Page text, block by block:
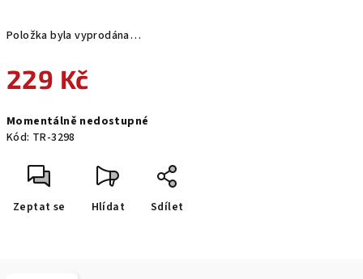
Položka byla vyprodána…
229 Kč
cena:
Momentálně nedostupné
Kód: TR-3298
Zeptat se Hlídat Sdílet